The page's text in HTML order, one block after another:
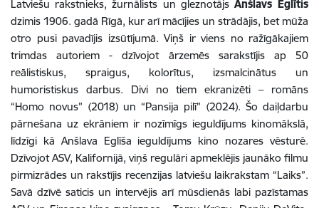
Latviešu rakstnieks, žurnālists un gleznotājs Anšlavs Eglītis
dzimis 1906. gadā Rīgā, kur arī mācījies un strādājis, bet mūža
otro pusi pavadījis izsūtījumā. Viņš ir viens no ražīgākajiem
trimdas autoriem - dzīvojot ārzemēs sarakstījis ap 50
reālistiskus, spraigus, kolorītus, izsmalcinātus un
humoristiskus darbus. Divi no tiem ekranizēti – romāns
“Homo novus” (2018) un “Pansija pilī” (2024). Šo daiļdarbu
pārnešana uz ekrāniem ir nozīmīgs ieguldījums kinomākslā,
līdzīgi kā Anšlava Eglīša ieguldījums kino nozares vēsturē.
Dzīvojot ASV, Kalifornijā, viņš regulāri apmeklējis jaunāko filmu
pirmizrādes un rakstījis recenzijas latviešu laikrakstam “Laiks”.
Savā dzīvē saticis un intervējis arī mūsdienās labi pazīstamas